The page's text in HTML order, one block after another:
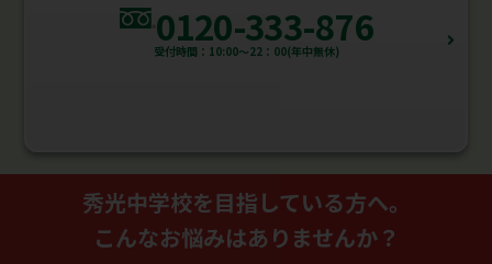
0120-333-876
受付時間：10:00～22：00(年中無休)
秀光中学校を⽬指している⽅へ。
こんなお悩みはありませんか？